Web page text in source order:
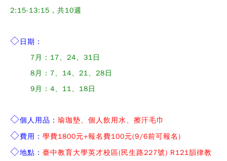
2:15-13:15，共10週
◇日期：
7月：17、24、31日
8月：7、14、21、28日
9月：4、11、18日
◇個人用品： 瑜珈墊、 個人飲用水、擦汗毛巾
◇費用： 學費1800元+報名費100元(9/6前可報名)
◇地點： 臺中教育大學英才校區(民生路227號) R121韻律教